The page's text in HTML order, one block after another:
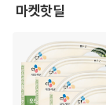
마켓핫딜